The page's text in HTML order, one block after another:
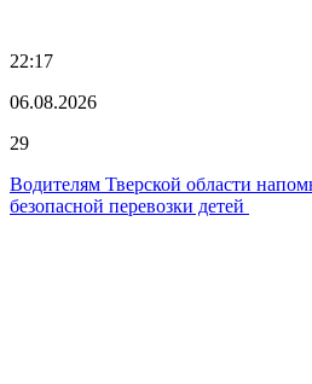
22:17
06.08.2026
29
Водителям Тверской области
безопасной перевозки детей